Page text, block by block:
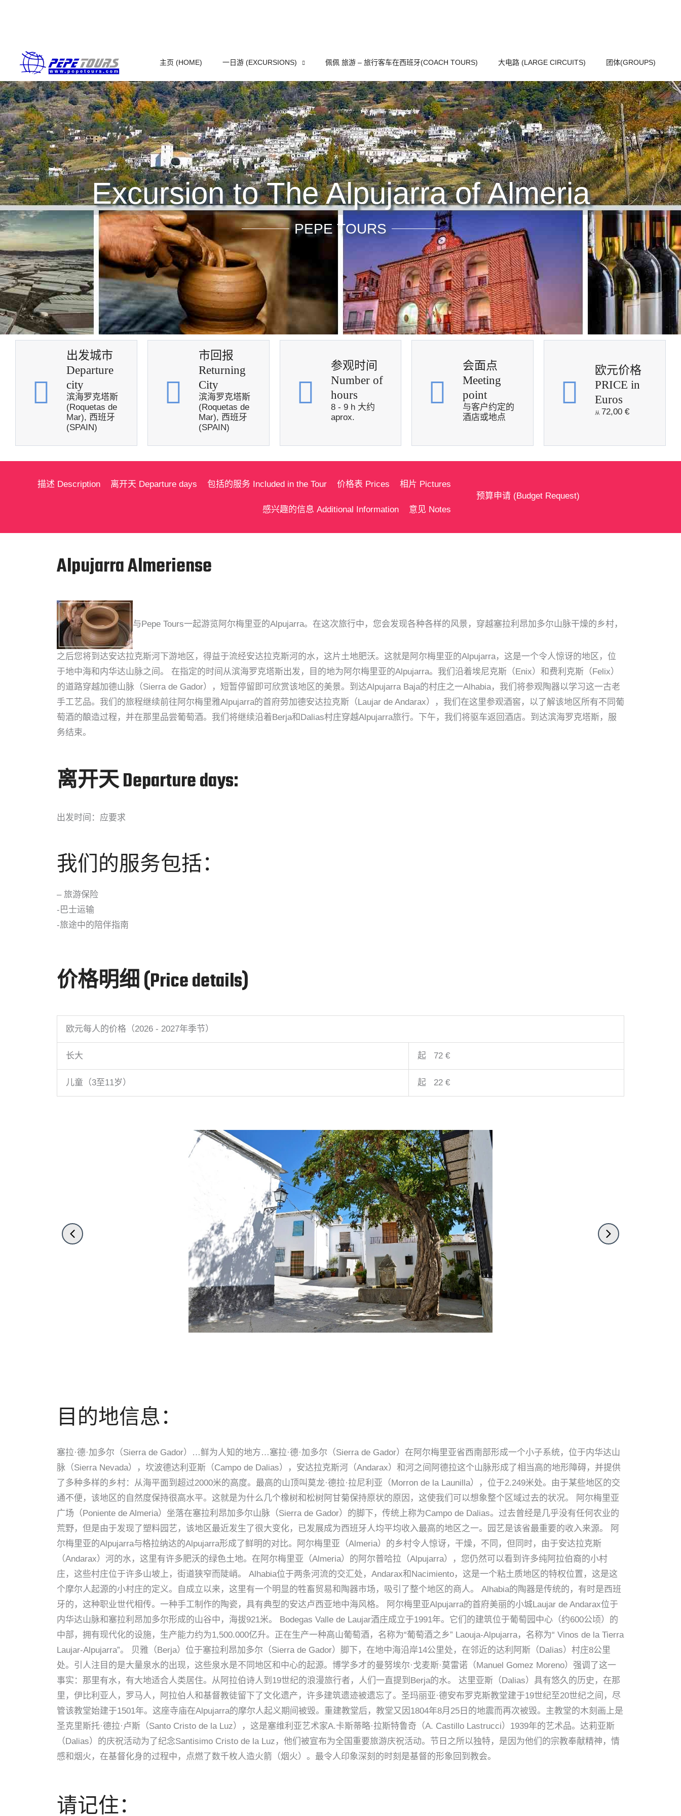
主页 (HOME) 一日游 (EXCURSIONS) 佩佩 旅游 – 旅行客车在西班牙(COACH TOURS) 大电路 (LARGE CIRCUITS) 团体(GROUPS)
Excursion to The Alpujarra of Almeria
PEPE TOURS
出发城市
Departure
city
滨海罗克塔斯
(Roquetas de
Mar), 西班牙
(SPAIN)
市回报
Returning
City
滨海罗克塔斯
(Roquetas de
Mar), 西班牙
(SPAIN)
参观时间
Number of
hours
8 - 9 h 大约
aprox.
会面点
Meeting
point
与客户约定的
酒店或地点
欧元价格
PRICE in
Euros
72,00€
描述 Description 离开天 Departure days 包括的服务 Included in the Tour 价格表 Prices 相片 Pictures
感兴趣的信息 Additional Information 意见 Notes
预算申请 (Budget Request)
Alpujarra Almeriense
与Pepe Tours一起游览阿尔梅里亚的Alpujarra。在这次旅行中，您会发现各种各样的风景，穿越塞拉利昂加多尔山脉干燥的乡村，
之后您将到达安达拉克斯河下游地区，得益于流经安达拉克斯河的水，这片土地肥沃。这就是阿尔梅里亚的Alpujarra，这是一个令人惊讶的地区，位
于地中海和内华达山脉之间。 在指定的时间从滨海罗克塔斯出发，目的地为阿尔梅里亚的Alpujarra。我们沿着埃尼克斯（Enix）和费利克斯（Felix）
的道路穿越加德山脉（Sierra de Gador），短暂停留即可欣赏该地区的美景。到达Alpujarra Baja的村庄之一Alhabia，我们将参观陶器以学习这一古老
手工艺品。我们的旅程继续前往阿尔梅里雅Alpujarra的首府劳加德安达拉克斯（Laujar de Andarax），我们在这里参观酒窖，以了解该地区所有不同葡
萄酒的酿造过程，并在那里品尝葡萄酒。我们将继续沿着Berja和Dalias村庄穿越Alpujarra旅行。下午，我们将驱车返回酒店。到达滨海罗克塔斯，服
务结束。
离开天 Departure days:
出发时间：应要求
我们的服务包括：
– 旅游保险
-巴士运输
-旅途中的陪伴指南
价格明细 (Price details)
欧元每人的价格（2026 - 2027年季节）
长大 起 72 €
儿童（3至11岁） 起 22 €
目的地信息：
塞拉·德·加多尔（Sierra de Gador）…鲜为人知的地方…塞拉·德·加多尔（Sierra de Gador）在阿尔梅里亚省西南部形成一个小子系统，位于内华达山
脉（Sierra Nevada），坎波德达利亚斯（Campo de Dalias），安达拉克斯河（Andarax）和河之间阿德拉这个山脉形成了相当高的地形障碍，并提供
了多种多样的乡村：从海平面到超过2000米的高度。最高的山顶叫莫龙·德拉·拉尼利亚（Morron de la Launilla），位于2.249米处。由于某些地区的交
通不便，该地区的自然度保持很高水平。这就是为什么几个橡树和松树阿甘菊保持原状的原因，这使我们可以想象整个区域过去的状况。 阿尔梅里亚
广场（Poniente de Almeria）坐落在塞拉利昂加多尔山脉（Sierra de Gador）的脚下，传统上称为Campo de Dalias。过去曾经是几乎没有任何农业的
荒野，但是由于发现了塑料园艺，该地区最近发生了很大变化，已发展成为西班牙人均平均收入最高的地区之一。园艺是该省最重要的收入来源。 阿
尔梅里亚的Alpujarra与格拉纳达的Alpujarra形成了鲜明的对比。阿尔梅里亚（Almeria）的乡村令人惊讶，干燥，不同，但同时，由于安达拉克斯
（Andarax）河的水，这里有许多肥沃的绿色土地。在阿尔梅里亚（Almeria）的阿尔普哈拉（Alpujarra），您仍然可以看到许多纯阿拉伯裔的小村
庄，这些村庄位于许多山坡上，街道狭窄而陡峭。 Alhabia位于两条河流的交汇处，Andarax和Nacimiento，这是一个粘土质地区的特权位置，这是这
个摩尔人起源的小村庄的定义。自成立以来，这里有一个明显的牲畜贸易和陶器市场，吸引了整个地区的商人。 Alhabia的陶器是传统的，有时是西班
牙的，这种职业世代相传。一种手工制作的陶瓷，具有典型的安达卢西亚地中海风格。 阿尔梅里亚Alpujarra的首府美丽的小城Laujar de Andarax位于
内华达山脉和塞拉利昂加多尔形成的山谷中，海拔921米。 Bodegas Valle de Laujar酒庄成立于1991年。它们的建筑位于葡萄园中心（约600公顷）的
中部，拥有现代化的设施，生产能力约为1,500.000亿升。正在生产一种高山葡萄酒，名称为“葡萄酒之乡” Laouja-Alpujarra，名称为“ Vinos de la Tierra
Laujar-Alpujarra”。 贝雅（Berja）位于塞拉利昂加多尔（Sierra de Gador）脚下，在地中海沿岸14公里处，在邻近的达利阿斯（Dalias）村庄8公里
处。引人注目的是大量泉水的出现，这些泉水是不同地区和中心的起源。博学多才的曼努埃尔·戈麦斯·莫雷诺（Manuel Gomez Moreno）强调了这一
事实：那里有水，有大地适合人类居住。从阿拉伯诗人到19世纪的浪漫旅行者，人们一直提到Berja的水。 达里亚斯（Dalias）具有悠久的历史，在那
里，伊比利亚人，罗马人，阿拉伯人和基督​​教徒留下了文化遗产，许多建筑遗迹被遗忘了。圣玛丽亚·德安布罗克斯教堂建于19世纪至20世纪之间，尽
管该教堂始建于1501年。这座寺庙在Alpujarra的摩尔人起义期间被毁。重建教堂后，教堂又因1804年8月25日的地震而再次被毁。主教堂的木刻画上是
圣克里斯托·德拉·卢斯（Santo Cristo de la Luz），这是塞维利亚艺术家A.卡斯蒂略·拉斯特鲁奇（A. Castillo Lastrucci）1939年的艺术品。达莉亚斯
（Dalias）的庆祝活动为了纪念Santisimo Cristo de la Luz，他们被宣布为全国重要旅游庆祝活动。节日之所以独特，是因为他们的宗教奉献精神，情
感和烟火，在基督化身的过程中，点燃了数千枚人造火箭（烟火）。最令人印象深刻的时刻是基督的形象回到教会。
请记住：